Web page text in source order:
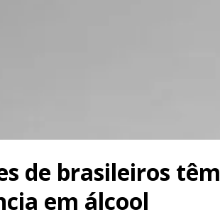
de brasileiros têm
em álcool